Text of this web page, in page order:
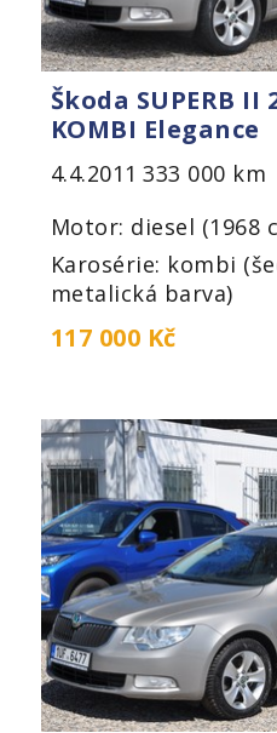
Škoda SUPERB II
KOMBI Elegance
4.4.2011 333 000 km
Motor: diesel (1968
Karosérie: kombi
metalická barva)
117 000 Kč